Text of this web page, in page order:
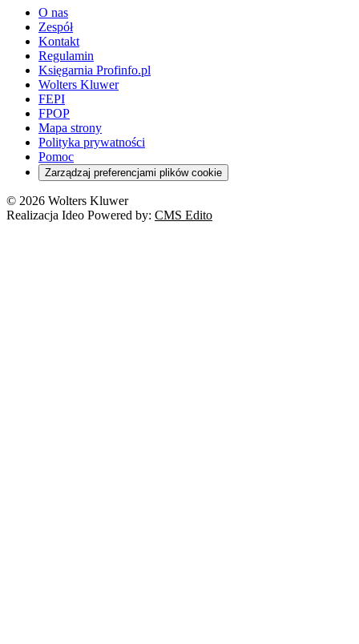
O nas
Zespół
Kontakt
Regulamin
Księgarnia Profinfo.pl
Wolters Kluwer
FEPI
FPOP
Mapa strony
Polityka prywatności
Pomoc
Zarządzaj preferencjami plików cookie
© 2026 Wolters Kluwer
Realizacja Ideo Powered by: CMS Edito